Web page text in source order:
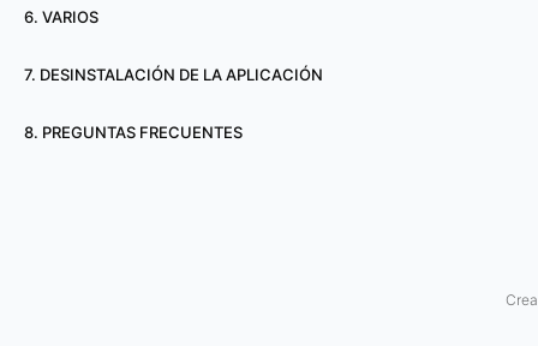
6. VARIOS
7. DESINSTALACIÓN DE LA APLICACIÓN
8. PREGUNTAS FRECUENTES
n